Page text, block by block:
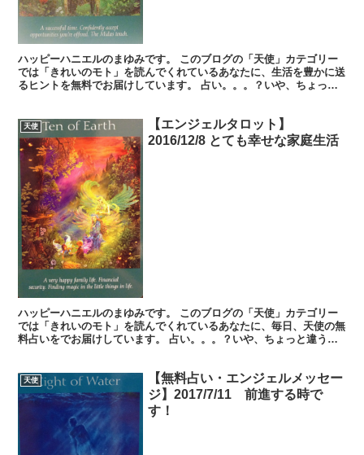
ハッピーハニエルのまゆみです。 このブログの「天使」カテゴリー
では「きれいのモト」を読んでくれているあなたに、生活を豊かに送
るヒントを無料でお届けしています。 占い。。。？いや、ちょっと
天使
【エンジェルタロット】
2016/12/8 とても幸せな家庭生活
ハッピーハニエルのまゆみです。 このブログの「天使」カテゴリー
では「きれいのモト」を読んでくれているあなたに、毎日、天使の無
料占いをでお届けしています。 占い。。。？いや、ちょっと違うか
天使
【無料占い・エンジェルメッセー
ジ】2017/7/11 前進する時で
す！